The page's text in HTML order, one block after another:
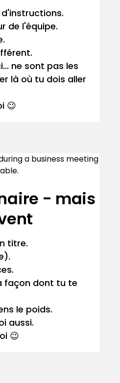
de l'équipe.
ne sont pas les
là où tu dois aller
😉
- mais
titre.
façon dont tu te
le poids.
aussi.
😉